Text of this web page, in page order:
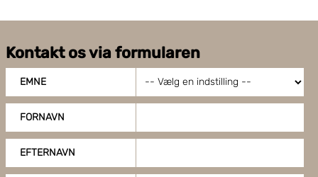
Kontakt os via formularen
EMNE
FORNAVN
EFTERNAVN